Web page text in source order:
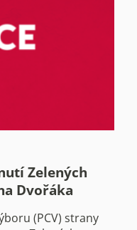
Zelených
Dvořáka
(PCV) strany